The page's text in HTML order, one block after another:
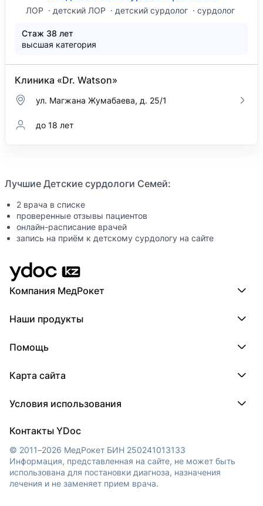
ЛОР детский ЛОР детский сурдолог сурдолог
Стаж 38 лет
высшая категория
Клиника «Dr. Watson»
ул. Магжана Жумабаева, д. 25/1
до 18 лет
Лучшие Детские сурдологи Семей:
2 врача в списке
проверенные отзывы пациентов
онлайн-расписание врачей
запись на приём к детскому сурдологу на сайте
Компания МедРокет
О YDoc
Наши продукты
ПроТаблетки
МедТочка
Помощь
Регистрация врача
Карта сайта
Регионы
Клиники
Условия использования
Обработка персональных данных
Контакты YDoc
© 2011–2026 МедРокет БИН 250241013133
Информация, представленная на сайте, не может быть
использована для постановки диагноза, назначения
лечения и не заменяет прием врача.